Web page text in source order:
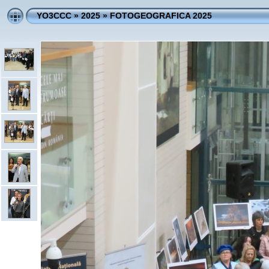
YO3CCC»2025»FOTOGEOGRAFICA 2025